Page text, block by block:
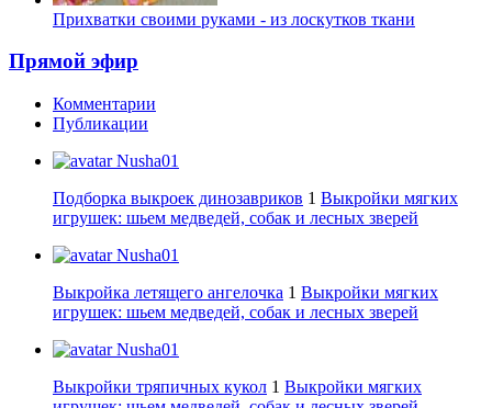
Прихватки своими руками - из лоскутков ткани
Прямой эфир
Комментарии
Публикации
Nusha01
Подборка выкроек динозавриков 1 Выкройки мягких
игрушек: шьем медведей, собак и лесных зверей
Nusha01
Выкройка летящего ангелочка 1 Выкройки мягких
игрушек: шьем медведей, собак и лесных зверей
Nusha01
Выкройки тряпичных кукол 1 Выкройки мягких